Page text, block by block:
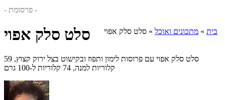
- פרסומת -
בית » מתכונים ואוכל » סלט סלק אפוי סלט סלק אפוי
סלט סלק אפוי עם פרוסות לימון ותפוז ובקישוט בצל ירוק קצוץ, 59
קלוריות למנה, 74 קלוריות ל-100 גרם